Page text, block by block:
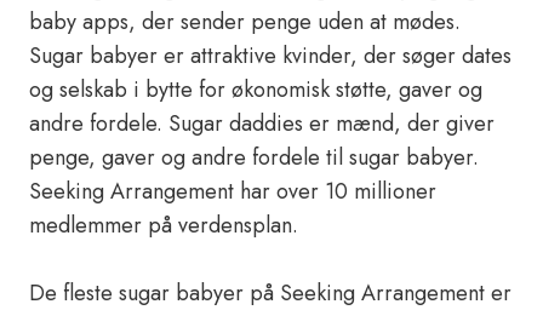
baby apps, der sender penge uden at mødes.
Sugar babyer er attraktive kvinder, der søger dates
og selskab i bytte for økonomisk støtte, gaver og
andre fordele. Sugar daddies er mænd, der giver
penge, gaver og andre fordele til sugar babyer.
Seeking Arrangement har over 10 millioner
medlemmer på verdensplan.
De fleste sugar babyer på Seeking Arrangement er